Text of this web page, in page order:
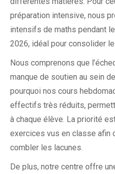
préparation intensive, nous
intensifs de maths pendant
2026, idéal pour consolider
Nous comprenons que
manque de soutien au sein
pourquoi nos cours
effectifs très réduits,
à chaque élève. La priorité
exercices vus en classe afin
combler les lacunes.
De plus, notre centre offre